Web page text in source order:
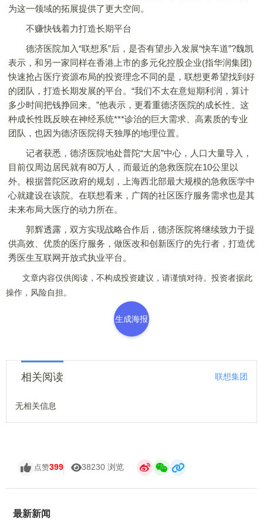
为这一领域的拓展提供了更大空间。
不赚快钱着力打造长期平台
德济医院加入“联想系”后，是否有望步入发展“快车道”?魏凯
表示，和另一家同样在香港上市的多元化控股企业(指华润集团)
快速抢占医疗资源布局的投资理念不同的是，联想更希望找到好
的团队，打造长期发展的平台。“我们不太在意短期利润，算计
多少时间把钱挣回来。”他表示，更看重德济医院的成长性。这
种成长性既反映在神经系统***诊治的巨大需求、高素质的专业
团队，也因为德济医院得天独厚的地理位置。
记者获悉，德济医院地处普陀“大居”中心，人口大量导入，
目前仅周边居民就有80万人，而最近的急救医院在10公里以
外。根据普陀区政府的规划，上海西北部最大规模的急救医学中
心就建设在该院。在联想看来，广阔的社区医疗服务需求也是其
未来布局大医疗的动力所在。
郭辉透露，双方实现战略合作后，德济医院将继续致力于提
供高效、优质的医疗服务，做医改和创新医疗的先行者，打造优
秀医生互联网开放式执业平台。
文章内容仅供阅读，不构成投资建议，请谨慎对待。投资者据此
操作，风险自担。
生成海报
相关阅读 联想集团
无相关信息
点赞399 38230 浏览
最新新闻